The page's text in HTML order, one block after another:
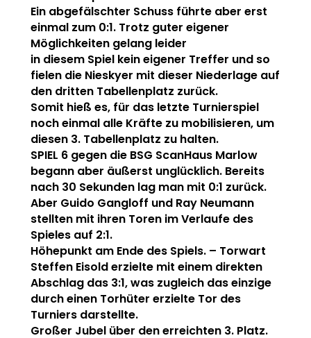
Ein abgefälschter Schuss führte aber erst
einmal zum 0:1. Trotz guter eigener
Möglichkeiten gelang leider
in diesem Spiel kein eigener Treffer und so
fielen die Nieskyer mit dieser Niederlage auf
den dritten Tabellenplatz zurück.
Somit hieß es, für das letzte Turnierspiel
noch einmal alle Kräfte zu mobilisieren, um
diesen 3. Tabellenplatz zu halten.
SPIEL 6 gegen die BSG ScanHaus Marlow
begann aber äußerst unglücklich. Bereits
nach 30 Sekunden lag man mit 0:1 zurück.
Aber Guido Gangloff und Ray Neumann
stellten mit ihren Toren im Verlaufe des
Spieles auf 2:1.
Höhepunkt am Ende des Spiels. – Torwart
Steffen Eisold erzielte mit einem direkten
Abschlag das 3:1, was zugleich das einzige
durch einen Torhüter erzielte Tor des
Turniers darstellte.
Großer Jubel über den erreichten 3. Platz.